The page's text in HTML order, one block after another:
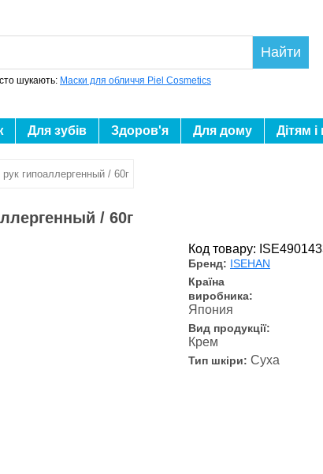
Найти
шукають: Маски для обличчя Piel Cosmetics
Для зубів Здоров'я Для дому Дітям
гипоаллергенный / 60г
/ 60г
Код товару:
Бренд: ISEHAN
Країна
виробника:
Япония
Вид продукції:
Крем
Тип шкіри: Суха